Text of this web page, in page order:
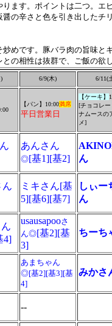
ます。ポイントは二つ。エ
の辛さと色を引き出したチ
めです。豚バラ肉の旨味と
の相性は抜群で、ご飯の欲
6/9(木) 6/11(
【パン】10:00満席
平日営業日
【ケーキ】
[チョコレー
ナムースの
メ]
あんさん
◎[基1][基2]
ん
ん
ミキさん[基
5][基6][基7]
しぃー
ん
4]
usausapooさ
ん◎[基2][基
3]
ちーち
あまちゃん
◎[基2][基3][基
4]
みかさ
--